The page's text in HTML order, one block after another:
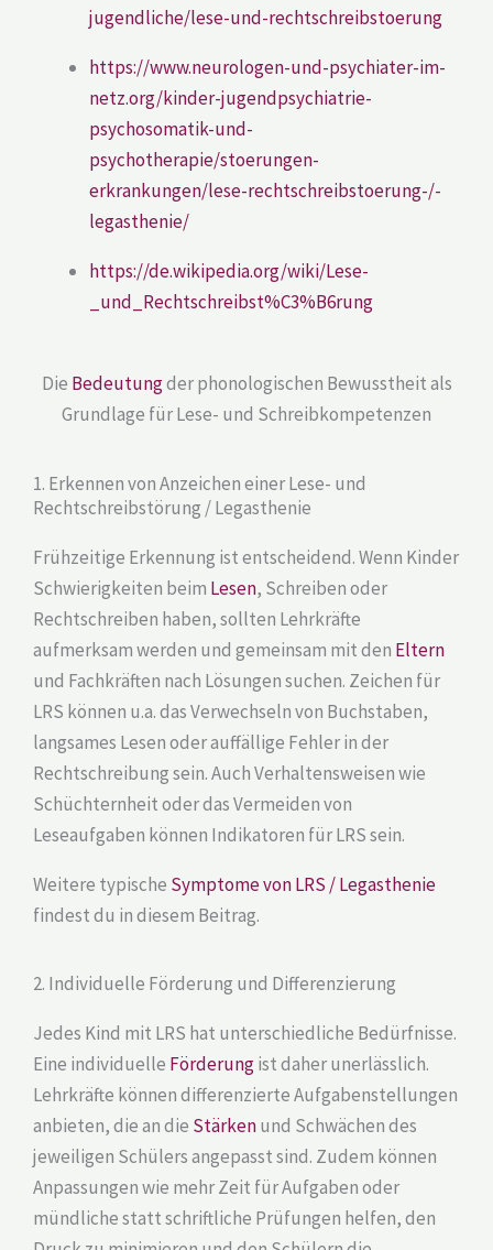
jugendliche/lese-und-rechtschreibstoerung
https://www.neurologen-und-psychiater-im-
netz.org/kinder-jugendpsychiatrie-
psychosomatik-und-
psychotherapie/stoerungen-
erkrankungen/lese-rechtschreibstoerung-/-
legasthenie/
https://de.wikipedia.org/wiki/Lese-
_und_Rechtschreibst%C3%B6rung
Die Bedeutungder phonologischen Bewusstheit als
Grundlage für Lese- und Schreibkompetenzen
1. Erkennen von Anzeichen einer Lese- und
Rechtschreibstörung / Legasthenie
Frühzeitige Erkennung ist entscheidend. Wenn Kinder
Schwierigkeiten beim Lesen, Schreiben oder
Rechtschreiben haben, sollten Lehrkräfte
aufmerksam werden und gemeinsam mit den Eltern
und Fachkräften nach Lösungen suchen. Zeichen für
LRS können u.a. das Verwechseln von Buchstaben,
langsames Lesen oder auffällige Fehler in der
Rechtschreibung sein. Auch Verhaltensweisen wie
Schüchternheit oder das Vermeiden von
Leseaufgaben können Indikatoren für LRS sein.
​​Weitere typische Symptome von LRS / Legasthenie
findest du in diesem Beitrag.
2. Individuelle Förderung und Differenzierung
Jedes Kind mit LRS hat unterschiedliche Bedürfnisse.
Eine individuelle Förderungist daher unerlässlich.
Lehrkräfte können differenzierte Aufgabenstellungen
anbieten, die an die Stärkenund Schwächen des
jeweiligen Schülers angepasst sind. Zudem können
Anpassungen wie mehr Zeit für Aufgaben oder
mündliche statt schriftliche Prüfungen helfen, den